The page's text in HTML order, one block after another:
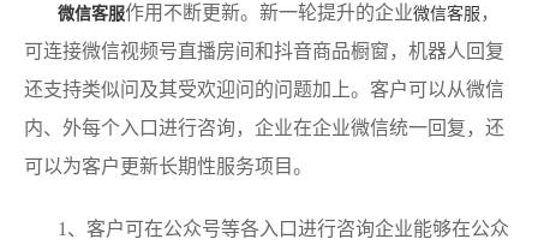
微信客服作用不断更新。新一轮提升的企业微信客服 ，
可连接微信视频号直播房间和抖音商品橱窗，机器人回复
还支持类似问及其受欢迎问的问题加上。客户可以从微信
内、外每个入口进行咨询，企业在企业微信统一回复，还
可以为客户更新长期性服务项目。
1、客户可在公众号等各入口进行咨询企业能够在公众